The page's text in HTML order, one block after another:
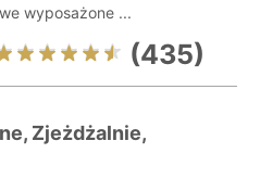
wyposażone ...
(435)
Zjeżdżalnie,